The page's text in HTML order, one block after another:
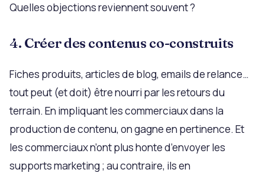
Quelles objections reviennent souvent ?
4. Créer des contenus co-construits
Fiches produits, articles de blog, emails de relance…
tout peut (et doit) être nourri par les retours du
terrain. En impliquant les commerciaux dans la
production de contenu, on gagne en pertinence. Et
les commerciaux n’ont plus honte d’envoyer les
supports marketing ; au contraire, ils en